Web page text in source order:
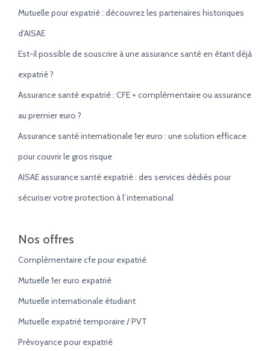
Mutuelle pour expatrié : découvrez les partenaires historiques
d’AISAE
Est-il possible de souscrire à une assurance santé en étant déjà
expatrié ?
Assurance santé expatrié : CFE + complémentaire ou assurance
au premier euro ?
Assurance santé internationale 1er euro : une solution efficace
pour couvrir le gros risque
AISAE assurance santé expatrié : des services dédiés pour
sécuriser votre protection à l’international
Nos offres
Complémentaire cfe pour expatrié
Mutuelle 1er euro expatrié
Mutuelle internationale étudiant
Mutuelle expatrié temporaire / PVT
Prévoyance pour expatrié